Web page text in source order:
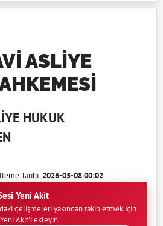
ASLİYE
HUKUK
Tarihi:2026-05-08 00:02
Yeni Akit
gelişmeleri yakından takip etmek için
Akit'i ekleyin.